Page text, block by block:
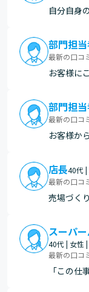
自分自身
部門担
最新の口コ
お客様に
部門担
最新の口コ
お客様か
感じまし
たい」と
店長40代 |
最新の口コ
売場づく
るメンバ
分も働い
職場が良
きる
スーパ
40代 | 女性
最新の口コ
「この